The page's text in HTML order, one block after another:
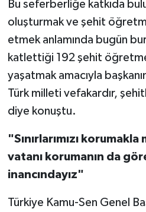
Bu seferberliğe katkıda
oluşturmak ve şehit
etmek anlamında bugün
katlettiği 192 şehit
yaşatmak amacıyla
Türk milleti vefakardır,
diye konuştu.
"Sınırlarımızı
vatanı korumanın da
inancındayız"
Türkiye Kamu-Sen Genel